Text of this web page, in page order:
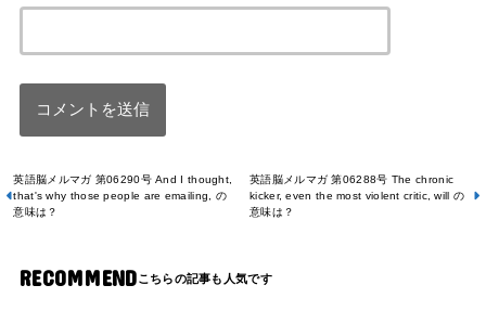
英語脳メルマガ 第06290号 And I thought,
that's why those people are emailing, の
意味は？
英語脳メルマガ 第06288号 The chronic
kicker, even the most violent critic, will の
意味は？
RECOMMEND